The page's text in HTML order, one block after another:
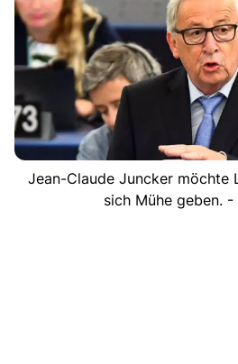
Jean-Claude Juncker möchte
sich Mühe geben. -